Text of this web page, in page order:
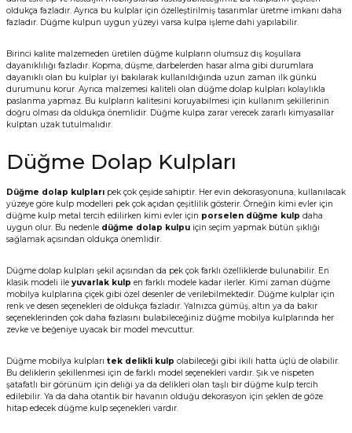
oldukça fazladır. Ayrıca bu kulplar için özelleştirilmiş tasarımlar üretme imkanı daha
fazladır. Düğme kulpun uygun yüzeyi varsa kulpa işleme dahi yapılabilir.
Birinci kalite malzemeden üretilen düğme kulpların olumsuz dış koşullara
dayanıklılığı fazladır. Kopma, düşme, darbelerden hasar alma gibi durumlara
dayanıklı olan bu kulplar iyi bakılarak kullanıldığında uzun zaman ilk günkü
durumunu korur. Ayrıca malzemesi kaliteli olan düğme dolap kulpları kolaylıkla
paslanma yapmaz. Bu kulpların kalitesini koruyabilmesi için kullanım şekillerinin
doğru olması da oldukça önemlidir. Düğme kulpa zarar verecek zararlı kimyasallar
kulptan uzak tutulmalıdır.
Düğme Dolap Kulpları
Düğme dolap kulpları pek çok çeşide sahiptir. Her evin dekorasyonuna, kullanılacak
yüzeye göre kulp modelleri pek çok açıdan çeşitlilik gösterir. Örneğin kimi evler için
düğme kulp metal tercih edilirken kimi evler için porselen düğme kulp daha
uygun olur. Bu nedenle düğme dolap kulpu için seçim yapmak bütün şıklığı
sağlamak açısından oldukça önemlidir.
Düğme dolap kulpları şekil açısından da pek çok farklı özelliklerde bulunabilir. En
klasik modeli ile yuvarlak kulp en farklı modele kadar ilerler. Kimi zaman düğme
mobilya kulplarına çiçek gibi özel desenler de verilebilmektedir. Düğme kulplar için
renk ve desen seçenekleri de oldukça fazladır. Yalnızca gümüş, altın ya da bakır
seçeneklerinden çok daha fazlasını bulabileceğiniz düğme mobilya kulplarında her
zevke ve beğeniye uyacak bir model mevcuttur.
Düğme mobilya kulpları tek delikli kulp olabileceği gibi ikili hatta üçlü de olabilir.
Bu deliklerin şekillenmesi için de farklı model seçenekleri vardır. Şık ve nispeten
şatafatlı bir görünüm için deliği ya da delikleri olan taşlı bir düğme kulp tercih
edilebilir. Ya da daha otantik bir havanın olduğu dekorasyon için şeklen de göze
hitap edecek düğme kulp seçenekleri vardır.